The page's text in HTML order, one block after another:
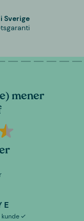
Sverige
mener
E
kunde